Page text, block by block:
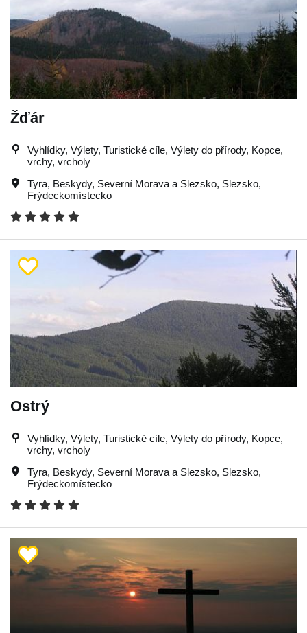
Žďár
Vyhlídky, Výlety, Turistické cíle, Výlety do přírody, Kopce,
vrchy, vrcholy
Tyra, Beskydy, Severní Morava a Slezsko, Slezsko,
Frýdeckomístecko
Ostrý
Vyhlídky, Výlety, Turistické cíle, Výlety do přírody, Kopce,
vrchy, vrcholy
Tyra, Beskydy, Severní Morava a Slezsko, Slezsko,
Frýdeckomístecko